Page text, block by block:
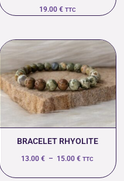
19.00 € TTC
BRACELET RHYOLITE
13.00€ – 15.00€
prix :
13.00 €
à
15.00 €
TTC